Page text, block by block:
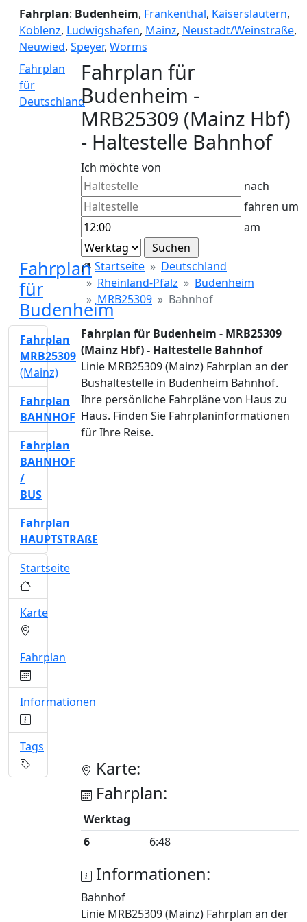
Fahrplan: Budenheim, Frankenthal, Kaiserslautern,
Koblenz, Ludwigshafen, Mainz, Neustadt/Weinstraße,
Neuwied, Speyer, Worms
Fahrplan
für
Deutschland
Fahrplan für
Budenheim -
MRB25309 (Mainz Hbf)
- Haltestelle Bahnhof
Ich möchte von
nach
fahren um
am
Fahrplan
für
Budenheim
Startseite
Deutschland
Rheinland-Pfalz
Budenheim
MRB25309
Bahnhof
Fahrplan für Budenheim - MRB25309
(Mainz Hbf) - Haltestelle Bahnhof
Linie MRB25309 (Mainz) Fahrplan an der
Bushaltestelle in Budenheim Bahnhof.
Ihre persönliche Fahrpläne von Haus zu
Haus. Finden Sie Fahrplaninformationen
für Ihre Reise.
Karte:
Fahrplan:
Werktag
6
6:48
Informationen:
Bahnhof
Linie MRB25309 (Mainz) Fahrplan an der
Fahrplan
MRB25309
(Mainz)
Fahrplan
BAHNHOF
Fahrplan
BAHNHOF
/
BUS
Fahrplan
HAUPTSTRAßE
Startseite
Karte
Fahrplan
Informationen
Tags